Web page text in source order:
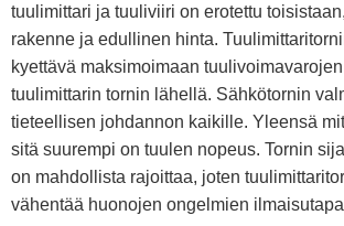
tuulimittari ja tuuliviiri on erotettu
rakenne ja edullinen hinta.
kyettävä maksimoimaan
tuulimittarin tornin lähellä. Sähkötornin
tieteellisen johdannon kaikille. Yleensä
sitä suurempi on tuulen nopeus. Tornin
on mahdollista rajoittaa, joten
vähentää huonojen ongelmien